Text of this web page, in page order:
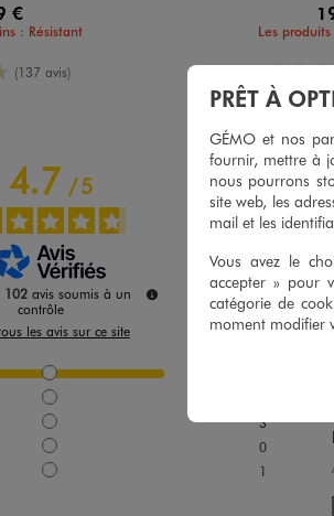
€
: Résistant
moyenne
(137 avis)
Les
4.7/5
102 avis soumis à un
contrôle
les avis sur ce site
3
0
1
PRÊT À
GÉMO et nos
fournir, mettre à
nous pourrons
site web, les
mail et les
Vous avez le
accepter » pour
catégorie de
moment modifier